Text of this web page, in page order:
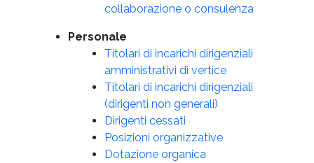
collaborazione o consulenza
Personale
Titolari di incarichi dirigenziali
amministrativi di vertice
Titolari di incarichi dirigenziali
(dirigenti non generali)
Dirigenti cessati
Posizioni organizzative
Dotazione organica